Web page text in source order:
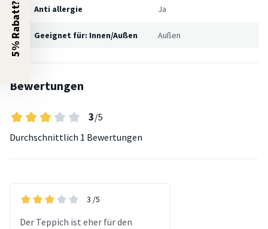
Anti allergie Ja
Geeignet für: Innen/Außen Außen
Bewertungen
3/5
Durchschnittlich 1 Bewertungen
3 /5
Der Teppich ist eher für den
5% Rabatt?